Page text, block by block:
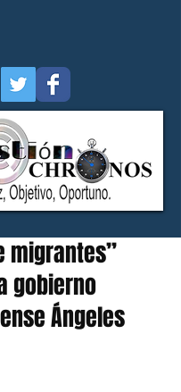
migrantes”
gobierno
Ángeles